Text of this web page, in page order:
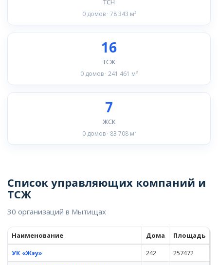
ТСН
0 домов · 78 343 м²
16
ТСЖ
0 домов · 241 461 м²
7
ЖСК
0 домов · 83 708 м²
Список управляющих компаний и
ТСЖ
30 организаций в Мытищах
Наименование Дома Площадь
УК «Жэу»
242 257472